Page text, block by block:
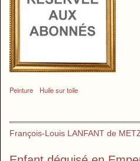
Peinture Huile sur toile
François-Louis LANFANT de